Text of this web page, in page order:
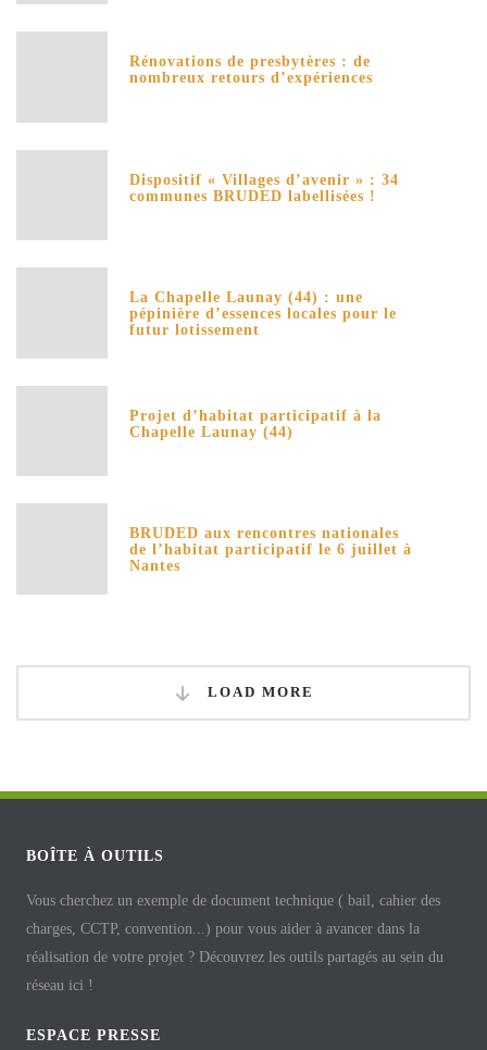
Rénovations de presbytères : de
nombreux retours d’expériences
Dispositif « Villages d’avenir » : 34
communes BRUDED labellisées !
La Chapelle Launay (44) : une
pépinière d’essences locales pour le
futur lotissement
Projet d’habitat participatif à la
Chapelle Launay (44)
BRUDED aux rencontres nationales
de l’habitat participatif le 6 juillet à
Nantes
LOAD MORE
BOÎTE À OUTILS
Vous cherchez un exemple de document technique ( bail, cahier des
charges, CCTP, convention...) pour vous aider à avancer dans la
réalisation de votre projet ? Découvrez les outils partagés au sein du
réseau ici !
ESPACE PRESSE